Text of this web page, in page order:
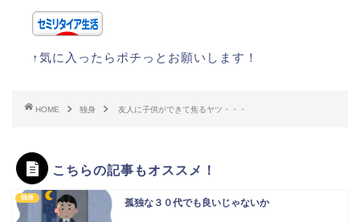
↑気に入ったらポチっとお願いします！
HOME 独身 友人に子供ができて焦るヤツ・・・
こちらの記事もオススメ！
独身 孤独な３０代でも良いじゃないか